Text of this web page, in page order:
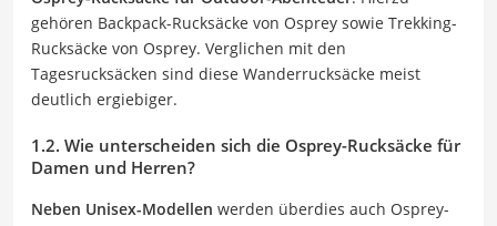
gehören Backpack-Rucksäcke von Osprey sowie Trekking-
Rucksäcke von Osprey. Verglichen mit den
Tagesrucksäcken sind diese Wanderrucksäcke meist
deutlich ergiebiger.
1.2. Wie unterscheiden sich die Osprey-Rucksäcke für
Damen und Herren?
Neben Unisex-Modellen werden überdies auch Osprey-